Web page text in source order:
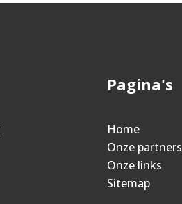
Pagina's
Home
Onze partners
Onze links
Sitemap